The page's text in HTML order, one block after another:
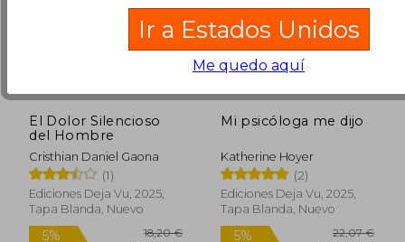
El Dolor Silencioso
del Hombre
Cristhian Daniel Gaona
(1)
Ediciones Deja Vu, 2025,
Tapa Blanda, Nuevo
Mi psicóloga me dijo
Katherine Hoyer
(2)
Ediciones Deja Vu, 2025,
Tapa Blanda, Nuevo
Ir a Estados Unidos
Me quedo aquí